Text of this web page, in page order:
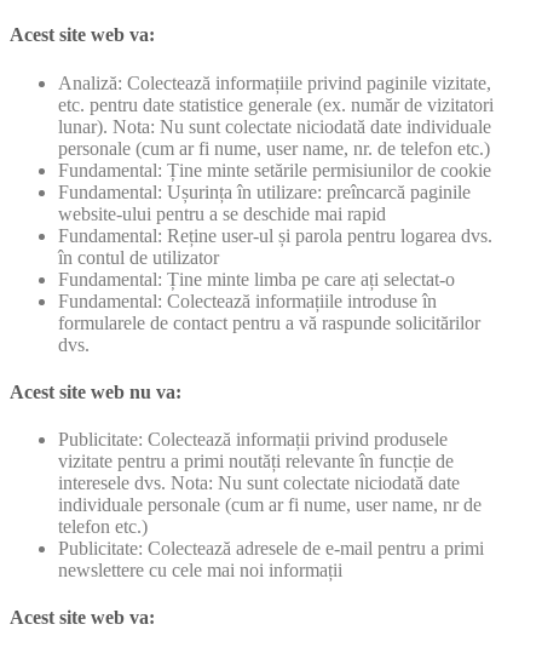
Acest site web va:
Analiză: Colectează informațiile privind paginile vizitate,
etc. pentru date statistice generale (ex. număr de vizitatori
lunar). Nota: Nu sunt colectate niciodată date individuale
personale (cum ar fi nume, user name, nr. de telefon etc.)
Fundamental: Ține minte setările permisiunilor de cookie
Fundamental: Ușurința în utilizare: preîncarcă paginile
website-ului pentru a se deschide mai rapid
Fundamental: Reține user-ul și parola pentru logarea dvs.
în contul de utilizator
Fundamental: Ține minte limba pe care ați selectat-o
Fundamental: Colectează informațiile introduse în
formularele de contact pentru a vă raspunde solicitărilor
dvs.
Acest site web nu va:
Publicitate: Colectează informații privind produsele
vizitate pentru a primi noutăți relevante în funcție de
interesele dvs. Nota: Nu sunt colectate niciodată date
individuale personale (cum ar fi nume, user name, nr de
telefon etc.)
Publicitate: Colectează adresele de e-mail pentru a primi
newslettere cu cele mai noi informații
Acest site web va: